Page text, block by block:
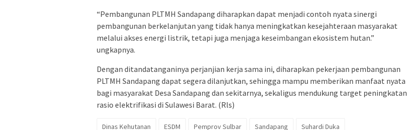
“Pembangunan PLTMH Sandapang diharapkan dapat menjadi contoh nyata sinergi
pembangunan berkelanjutan yang tidak hanya meningkatkan kesejahteraan masyarakat
melalui akses energi listrik, tetapi juga menjaga keseimbangan ekosistem hutan.”
ungkapnya.
Dengan ditandatanganinya perjanjian kerja sama ini, diharapkan pekerjaan pembangunan
PLTMH Sandapang dapat segera dilanjutkan, sehingga mampu memberikan manfaat nyata
bagi masyarakat Desa Sandapang dan sekitarnya, sekaligus mendukung target peningkatan
rasio elektrifikasi di Sulawesi Barat. (Rls)
Dinas Kehutanan ESDM Pemprov Sulbar Sandapang Suhardi Duka